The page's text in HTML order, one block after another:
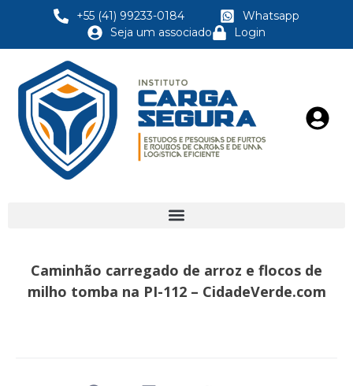
+55 (41) 99233-0184
Whatsapp
Seja um associado
Login
Caminhão carregado de arroz e flocos de
milho tomba na PI-112 – CidadeVerde.com